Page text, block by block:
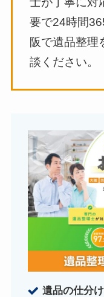
要で24時間
阪で遺品整理
談ください。
遺品の仕分